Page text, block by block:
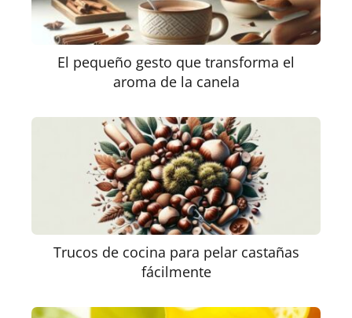
El pequeño gesto que transforma el
aroma de la canela
Trucos de cocina para pelar castañas
fácilmente